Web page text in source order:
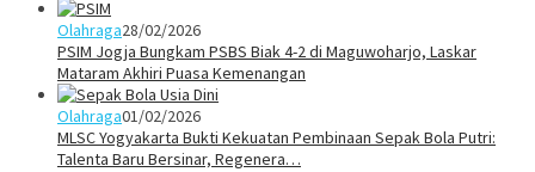
Olahraga28/02/2026
PSIM Jogja Bungkam PSBS Biak 4-2 di Maguwoharjo, Laskar
Mataram Akhiri Puasa Kemenangan
Olahraga01/02/2026
MLSC Yogyakarta Bukti Kekuatan Pembinaan Sepak Bola Putri:
Talenta Baru Bersinar, Regenera…